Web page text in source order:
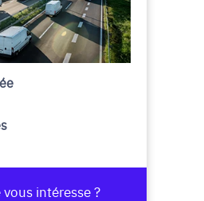
intéresse ?